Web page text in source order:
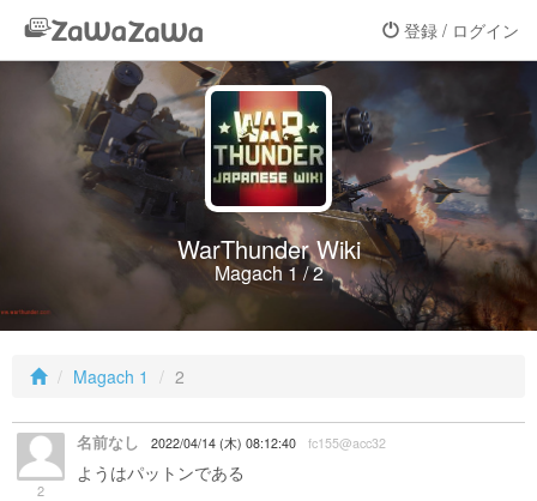
登録 / ログイン
WarThunder Wiki
Magach 1 / 2
Magach 1 2
2
名前なし 2022/04/14 (木) 08:12:40 fc155@acc32
ようはパットンである